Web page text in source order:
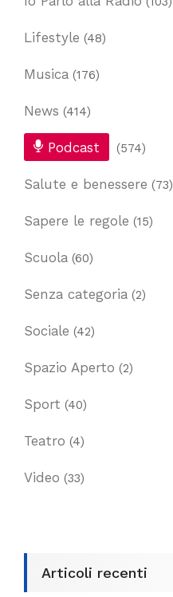
Lifestyle (48)
Musica (176)
News (414)
Podcast (574)
Salute e benessere (73)
Sapere le regole (15)
Scuola (60)
Senza categoria (2)
Sociale (42)
Spazio Aperto (2)
Sport (40)
Teatro (4)
Video (33)
Articoli recenti